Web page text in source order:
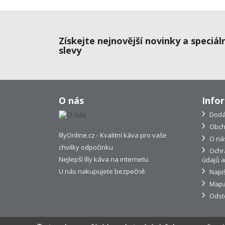
Získejte nejnovější novinky a
slevy
O nás
IllyOnline.cz - Kvalitní káva pro vaše
chvilky odpočinku
Nejlepší Illy káva na internetu.
U nás nakupujete bezpečně.
O
údajů